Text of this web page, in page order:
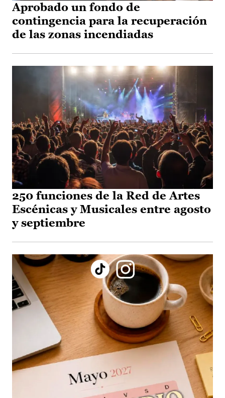
Aprobado un fondo de
contingencia para la recuperación
de las zonas incendiadas
250 funciones de la Red de Artes
Escénicas y Musicales entre agosto
y septiembre